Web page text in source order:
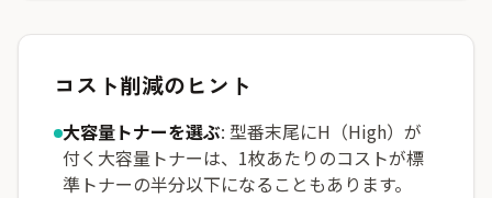
コスト削減のヒント
大容量トナーを選ぶ: 型番末尾にH（High）が
付く大容量トナーは、1枚あたりのコストが標
準トナーの半分以下になることもあります。